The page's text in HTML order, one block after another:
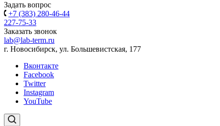
Задать вопрос
+7 (383) 280-46-44
227-75-33
Заказать звонок
lab@lab-term.ru
г. Новосибирск, ул. Большевистская, 177
Вконтакте
Facebook
Twitter
Instagram
YouTube